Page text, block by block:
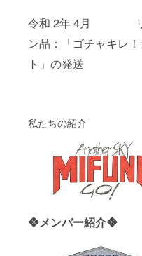
令和 2年 4月 リ
ン品：「ゴチャキレ
ト」の発送
私たちの紹介
❖メンバー紹介❖